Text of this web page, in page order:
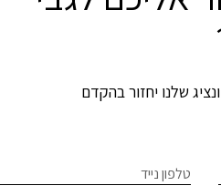
שלנו יחזור בהקדם
טלפון נייד